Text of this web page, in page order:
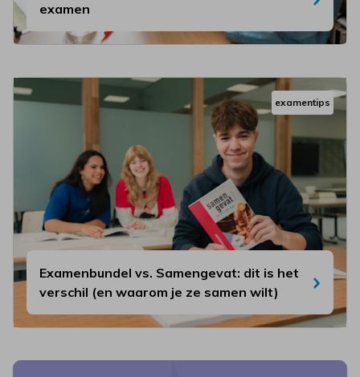
examen
examentips
Examenbundel vs. Samengevat: dit is het
verschil (en waarom je ze samen wilt)